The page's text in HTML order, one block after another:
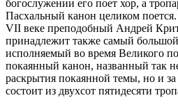
богослужении его поет хор, а
Пасхальный канон целиком
VII веке преподобный Андрей
принадлежит также самый
исполняемый во время Великого
покаянный канон, названный так
раскрытия покаянной темы, но и
состоит из двухсот пятидесяти